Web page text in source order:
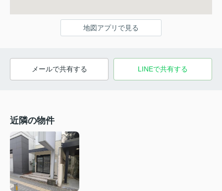
地図アプリで見る
メールで共有する LINEで共有する
近隣の物件